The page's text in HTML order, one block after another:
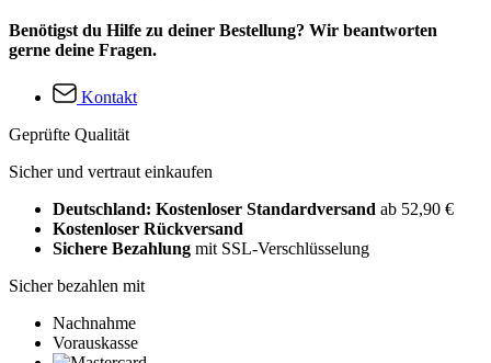
Benötigst du Hilfe zu deiner Bestellung? Wir beantworten
gerne deine Fragen.
Kontakt
Geprüfte Qualität
Sicher und vertraut einkaufen
Deutschland: Kostenloser Standardversand ab 52,90 €
Kostenloser Rückversand
Sichere Bezahlung mit SSL-Verschlüsselung
Sicher bezahlen mit
Nachnahme
Vorauskasse